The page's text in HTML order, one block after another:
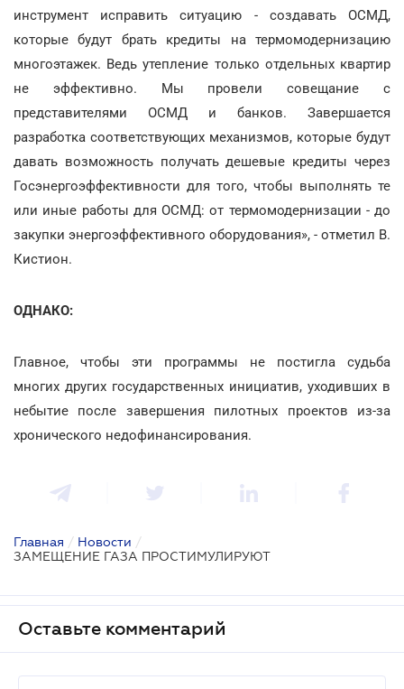
инструмент исправить ситуацию - создавать ОСМД,
которые будут брать кредиты на термомодернизацию
многоэтажек. Ведь утепление только отдельных квартир
не эффективно. Мы провели совещание с
представителями ОСМД и банков. Завершается
разработка соответствующих механизмов, которые будут
давать возможность получать дешевые кредиты через
Госэнергоэффективности для того, чтобы выполнять те
или иные работы для ОСМД: от термомодернизации - до
закупки энергоэффективного оборудования», - отметил В.
Кистион.
ОДНАКО:
Главное, чтобы эти программы не постигла судьба
многих других государственных инициатив, уходивших в
небытие после завершения пилотных проектов из-за
хронического недофинансирования.
Главная / Новости /
ЗАМЕЩЕНИЕ ГАЗА ПРОСТИМУЛИРУЮТ
Оставьте комментарий